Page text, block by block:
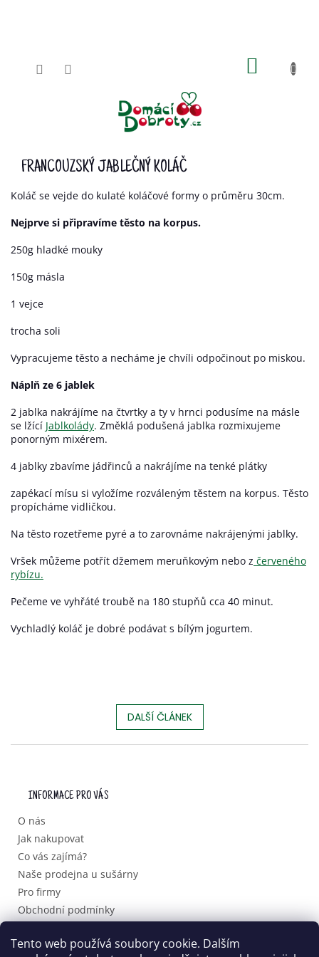
Tento web používá soubory cookie. Dalším
FRANCOUZSKÝ JABLEČNÝ KOLÁČ
Koláč se vejde do kulaté koláčové formy o průměru 30cm.
Nejprve si připravíme těsto na korpus.
250g hladké mouky
150g másla
1 vejce
trocha soli
Vypracujeme těsto a necháme je chvíli odpočinout po miskou.
Náplň ze 6 jablek
2 jablka nakrájíme na čtvrtky a ty v hrnci podusíme na másle
se lžící Jablkolády. Změklá podušená jablka rozmixujeme
ponorným mixérem.
4 jablky zbavíme jádřinců a nakrájíme na tenké plátky
zapékací mísu si vyložíme rozváleným těstem na korpus. Těsto
propícháme vidličkou.
Na těsto rozetřeme pyré a to zarovnáme nakrájenými jablky.
Vršek můžeme potřít džemem meruňkovým nebo z červeného
rybízu.
Pečeme ve vyhřáté troubě na 180 stupňů cca 40 minut.
Vychladlý koláč je dobré podávat s bílým jogurtem.
DALŠÍ ČLÁNEK
INFORMACE PRO VÁS
O nás
Jak nakupovat
Co vás zajímá?
Naše prodejna u sušárny
Pro firmy
Obchodní podmínky